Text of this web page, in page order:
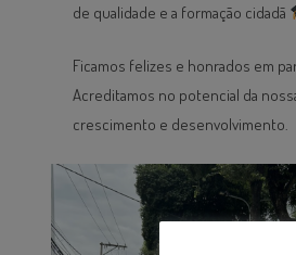
de qualidade e a formação cidadã
Ficamos felizes e honrados em
Acreditamos no potencial da
crescimento e desenvolvimento.